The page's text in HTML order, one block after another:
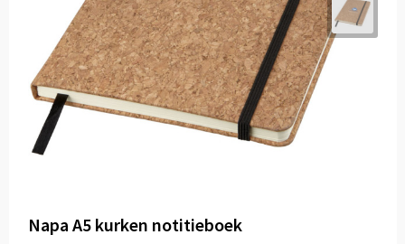
Napa A5 kurken notitieboek